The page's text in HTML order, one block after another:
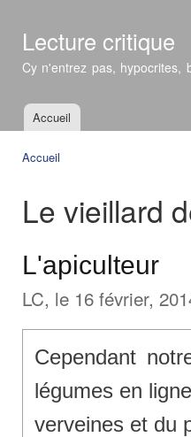
Lecture critique
Cy n'entrez pas, hypocrites,
Menu principal
Accueil
Accueil
Le vieillard
L'apiculteur
LC, le 16 février,
Cependant
légumes en
verveines et du